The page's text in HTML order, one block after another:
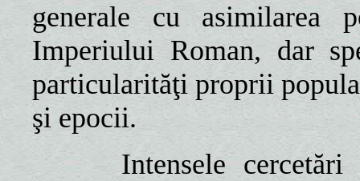
generale cu asimilarea
Imperiului Roman, dar
particularităţi proprii
şi epocii.
Intensele cercetări